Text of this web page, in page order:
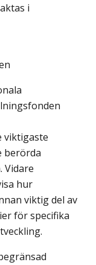
i
viktigaste
berörda
Vidare
hur
viktig del av
för specifika